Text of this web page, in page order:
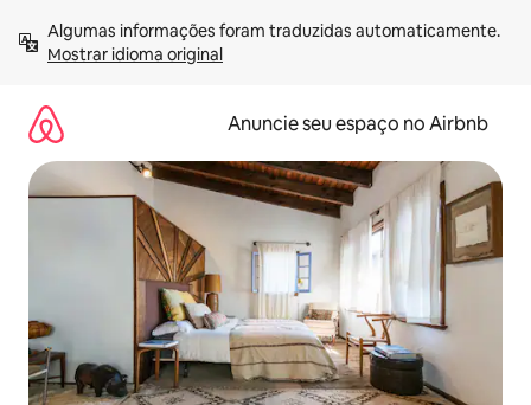
para
Mostrar idioma original
Anuncie seu espaço no Airbnb